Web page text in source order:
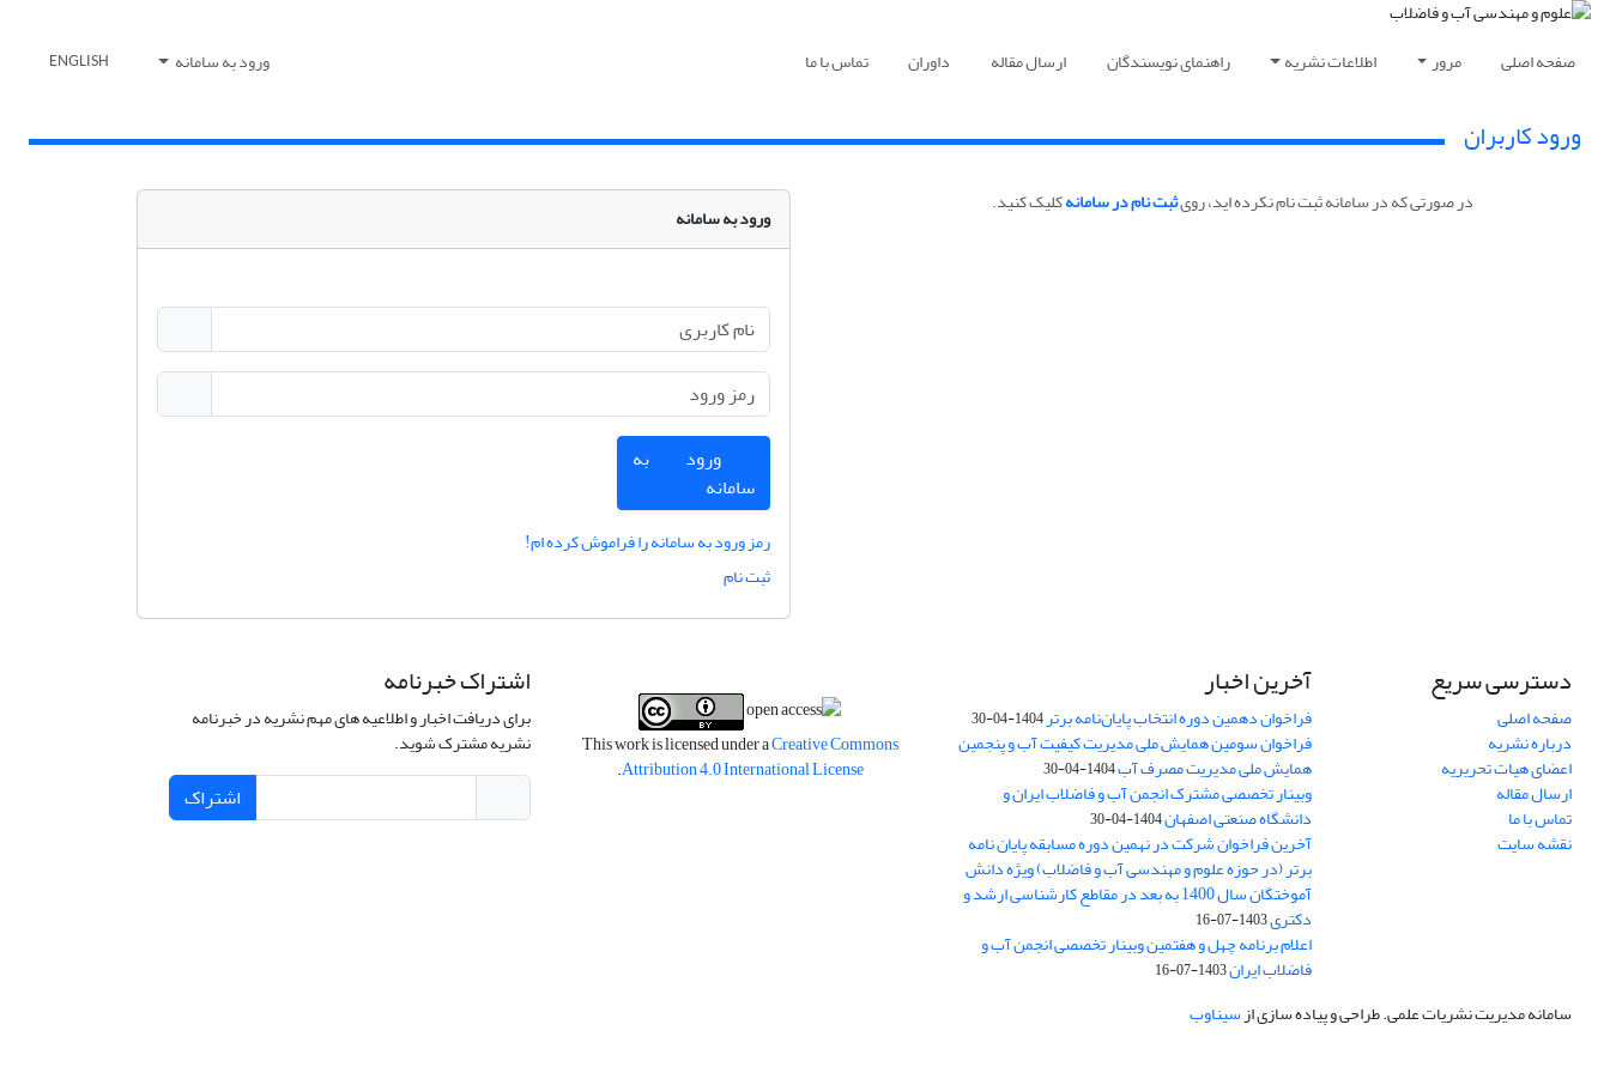
صفحه اصلی مرور اطلاعات نشریه راهنمای نویسندگان ارسال مقاله داوران تماس با ما ورود به سامانه ENGLISH
ورود کاربران
در صورتی که در سامانه ثبت نام نکرده اید، رویثبت نام در سامانهکلیک کنید.
ورود به سامانه
ورود به
سامانه
رمز ورود به سامانه را فراموش کرده ام!
ثبت نام
دسترسی سریع
صفحه اصلی
درباره نشریه
اعضای هیات تحریریه
ارسال مقاله
تماس با ما
نقشه سایت
آخرین اخبار
فراخوان دهمین دوره انتخاب پایان‌نامه برتر1404-04-30
فراخوان سومین همایش ملی مدیریت کیفیت آب و پنجمین
همایش ملی مدیریت مصرف آب1404-04-30
وبینار تخصصی مشترک انجمن آب و فاضلاب ایران و
دانشگاه صنعتی اصفهان1404-04-30
آخرین فراخوان شرکت در نهمین دوره مسابقه پایان نامه
برتر (در حوزه علوم و مهندسی آب و فاضلاب) ویژه دانش
آموختگان سال 1400 به بعد در مقاطع کارشناسی ارشد و
دکتری1403-07-16
اعلام برنامه چهل و هفتمین وبینار تخصصی انجمن آب و
فاضلاب ایران1403-07-16
This work is licensed under aCreative Commons
Attribution 4.0 International License
.
اشتراک خبرنامه
برای دریافت اخبار و اطلاعیه های مهم نشریه در خبرنامه
نشریه مشترک شوید.
اشتراک
سامانه مدیریت نشریات علمی.طراحی و پیاده سازی ازسیناوب